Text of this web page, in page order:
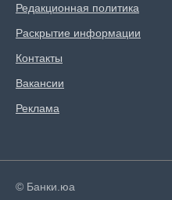
Редакционная политика
Раскрытие информации
Контакты
Вакансии
Реклама
© Банки.юа